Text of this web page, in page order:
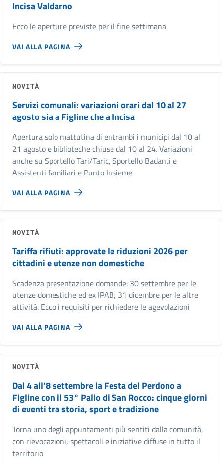
Incisa Valdarno
Ecco le aperture previste per il fine settimana
VAI ALLA PAGINA
NOVITÀ
Servizi comunali: variazioni orari dal 10 al 27
agosto sia a Figline che a Incisa
Apertura solo mattutina di entrambi i municipi dal 10 al
21 agosto e biblioteche chiuse dal 10 al 24. Variazioni
anche su Sportello Tari/Taric, Sportello Badanti e
Assistenti familiari e Punto Insieme
VAI ALLA PAGINA
NOVITÀ
Tariffa rifiuti: approvate le riduzioni 2026 per
cittadini e utenze non domestiche
Scadenza presentazione domande: 30 settembre per le
utenze domestiche ed ex IPAB, 31 dicembre per le altre
attività. Ecco i requisiti per richiedere le agevolazioni
VAI ALLA PAGINA
NOVITÀ
Dal 4 all’8 settembre la Festa del Perdono a
Figline con il 53° Palio di San Rocco: cinque giorni
di eventi tra storia, sport e tradizione
Torna uno degli appuntamenti più sentiti dalla comunità,
con rievocazioni, spettacoli e iniziative diffuse in tutto il
territorio